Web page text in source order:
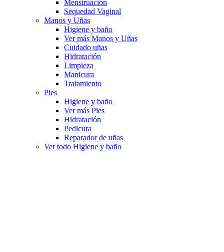
Menstruación
Sequedad Vaginal
Manos y Uñas
Higiene y baño
Ver más Manos y Uñas
Cuidado uñas
Hidratación
Limpieza
Manicura
Tratamiento
Pies
Higiene y baño
Ver más Pies
Hidratación
Pedicura
Reparador de uñas
Ver todo Higiene y baño